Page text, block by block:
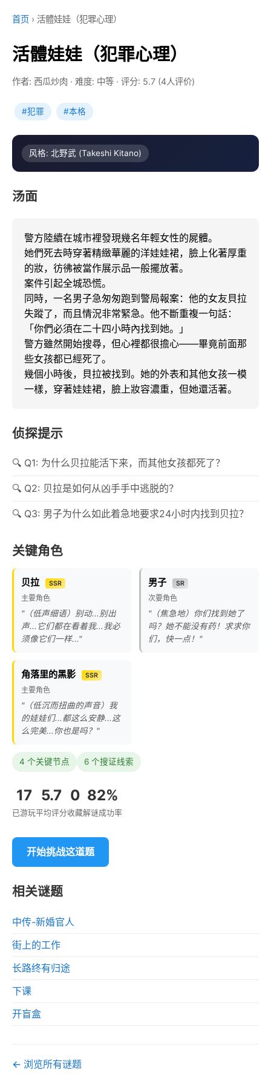
首页 › 活體娃娃（犯罪心理）
活體娃娃（犯罪心理）
作者: 西瓜炒肉 · 难度: 中等 · 评分: 5.7 (4人评价)
#犯罪 #本格
风格: 北野武 (Takeshi Kitano)
汤面
警方陸續在城市裡發現幾名年輕女性的屍體。
她們死去時穿著精緻華麗的洋娃娃裙，臉上化著厚重
的妝，彷彿被當作展示品一般擺放著。
案件引起全城恐慌。
同時，一名男子急匆匆跑到警局報案：他的女友貝拉
失蹤了，而且情況非常緊急。他不斷重複一句話：
「你們必須在二十四小時內找到她。」
警方雖然開始搜尋，但心裡都很擔心——畢竟前面那
些女孩都已經死了。
幾個小時後，貝拉被找到。她的外表和其他女孩一模
一樣，穿著娃娃裙，臉上妝容濃重，但她還活著。
侦探提示
Q1: 为什么贝拉能活下来，而其他女孩都死了？
Q2: 贝拉是如何从凶手手中逃脱的？
Q3: 男子为什么如此着急地要求24小时内找到贝拉？
关键角色
贝拉 SSR
主要角色
"（低声细语）别动...别出
声...它们都在看着我...我必
须像它们一样..."
男子 SR
次要角色
"（焦急地）你们找到她了
吗？她不能没有药！求求你
们，快一点！"
角落里的黑影 SSR
主要角色
"（低沉而扭曲的声音）我
的娃娃们...都这么安静...这
么完美...你也是吗？"
4 个关键节点 6 个搜证线索
17
已游玩
5.7
平均评分
0
收藏
82%
解谜成功率
开始挑战这道题
相关谜题
中传-新婚官人
街上的工作
长路终有归途
下课
开盲盒
← 浏览所有谜题